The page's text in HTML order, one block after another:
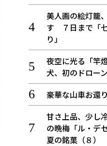
美人画の絵灯籠
す ７日まで「
り」
夜空に光る「竿
犬、初のドロー
豪華な山車お還
甘さ上品、少し
の晩梅「ル・デ
夏の銘菓（８）